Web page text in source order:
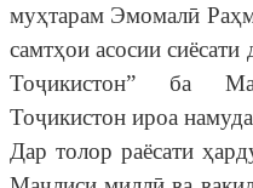
муҳтарам Эмомалӣ
самтҳои асосии
Тоҷикистон” ба
Тоҷикистон ироа
Дар толор раёсати